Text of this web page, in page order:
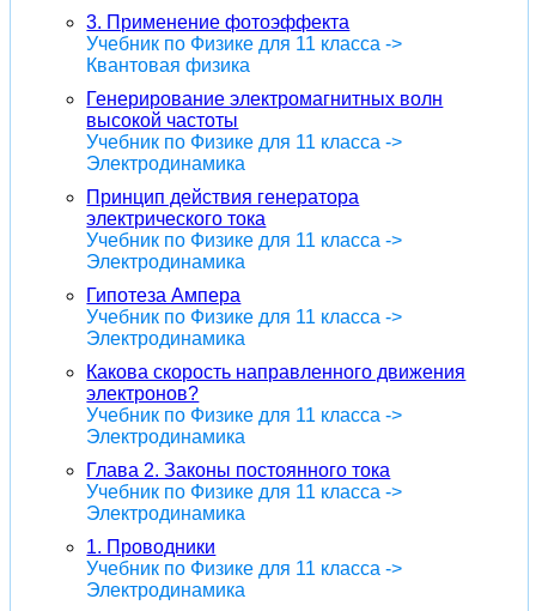
3. Применение фотоэффекта
Учебник по Физике для 11 класса ->
Квантовая физика
Генерирование электромагнитных волн
высокой частоты
Учебник по Физике для 11 класса ->
Электродинамика
Принцип действия генератора
электрического тока
Учебник по Физике для 11 класса ->
Электродинамика
Гипотеза Ампера
Учебник по Физике для 11 класса ->
Электродинамика
Какова скорость направленного движения
электронов?
Учебник по Физике для 11 класса ->
Электродинамика
Глава 2. Законы постоянного тока
Учебник по Физике для 11 класса ->
Электродинамика
1. Проводники
Учебник по Физике для 11 класса ->
Электродинамика